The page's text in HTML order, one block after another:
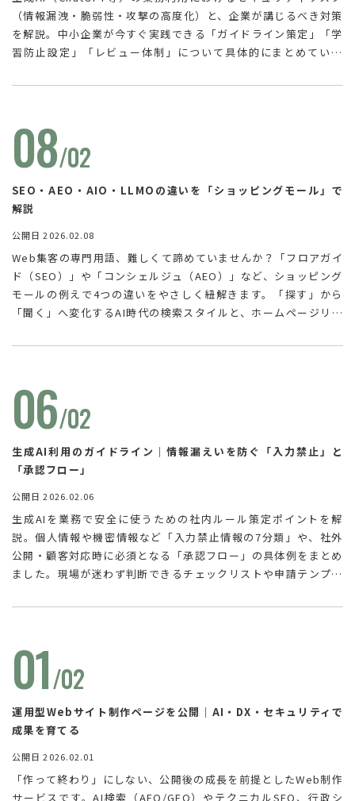
（情報漏洩・脆弱性・攻撃の高度化）と、企業が講じるべき対策
を解説。中小企業が今すぐ実践できる「ガイドライン策定」「学
習防止設定」「レビュー体制」について具体的にまとめていま
08/02
SEO・AEO・AIO・LLMOの違いを「ショッピングモール」で
解説
公開日 2026.02.08
Web集客の専門用語、難しくて諦めていませんか？「フロアガイ
ド（SEO）」や「コンシェルジュ（AEO）」など、ショッピング
モールの例えで4つの違いをやさしく紐解きます。「探す」から
「聞く」へ変化するAI時代の検索スタイルと、ホームページリニ
ました。
06/02
生成AI利用のガイドライン｜情報漏えいを防ぐ「入力禁止」と
「承認フロー」
公開日 2026.02.06
生成AIを業務で安全に使うための社内ルール策定ポイントを解
説。個人情報や機密情報など「入力禁止情報の7分類」や、社外
公開・顧客対応時に必須となる「承認フロー」の具体例をまとめ
ました。現場が迷わず判断できるチェックリストや申請テンプレ
ハウです。
01/02
運用型Webサイト制作ページを公開｜AI・DX・セキュリティで
成果を育てる
公開日 2026.02.01
「作って終わり」にしない、公開後の成長を前提としたWeb制作
サービスです。AI検索（AEO/GEO）やテクニカルSEO、行政シ